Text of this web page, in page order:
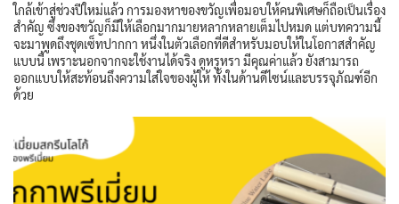
ใกล้เข้าสู่ช่วงปีใหม่แล้ว การมองหาของขวัญเพื่อมอบให้คนพิเศษก็ถือเป็นเรื่อง
สำคัญ ซึ่งของขวัญก็มีให้เลือกมากมายหลากหลายเต็มไปหมด แต่บทความนี้
จะมาพูดถึงชุดเซ็ทปากกา หนึ่งในตัวเลือกที่ดีสำหรับมอบให้ในโอกาสสำคัญ
แบบนี้ เพราะนอกจากจะใช้งานได้จริง ดูหรูหรา มีคุณค่าแล้ว ยังสามารถ
ออกแบบให้สะท้อนถึงความใส่ใจของผู้ให้ ทั้งในด้านดีไซน์และบรรจุภัณฑ์อีก
ด้วย